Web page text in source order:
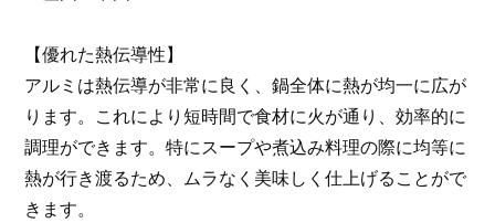
【優れた熱伝導性】
アルミは熱伝導が非常に良く、鍋全体に熱が均一に広が
ります。これにより短時間で食材に火が通り、効率的に
調理ができます。特にスープや煮込み料理の際に均等に
熱が行き渡るため、ムラなく美味しく仕上げることがで
きます。